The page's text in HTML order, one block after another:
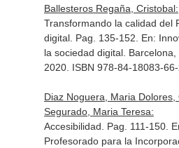
Ballesteros Regaña, Cristobal:
Transformando la calidad del
digital. Pag. 135-152. En:
la sociedad digital. Barcelona,
2020. ISBN 978-84-18083-
Diaz Noguera, Maria
Segurado, Maria Teresa:
Accesibilidad. Pag. 111-150.
Profesorado para la